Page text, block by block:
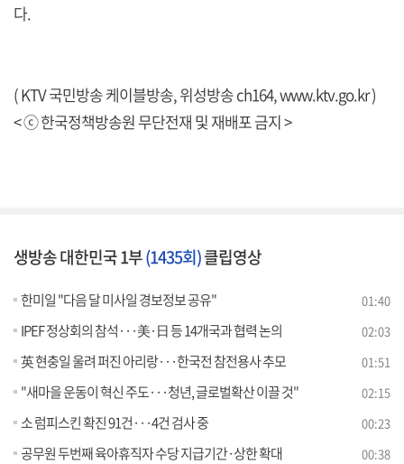
다.
( KTV 국민방송 케이블방송, 위성방송 ch164,www.ktv.go.kr)
< ⓒ 한국정책방송원 무단전재 및 재배포 금지 >
생방송 대한민국 1부(1435회)클립영상
한미일 "다음 달 미사일 경보정보 공유" 01:40
IPEF 정상회의 참석···美·日 등 14개국과 협력 논의 02:03
英 현충일 울려 퍼진 아리랑···한국전 참전용사 추모 01:51
"새마을 운동이 혁신 주도···청년, 글로벌확산 이끌 것" 02:15
소 럼피스킨 확진 91건···4건 검사 중 00:23
공무원 두번째 육아휴직자 수당 지급기간·상한 확대 00:38